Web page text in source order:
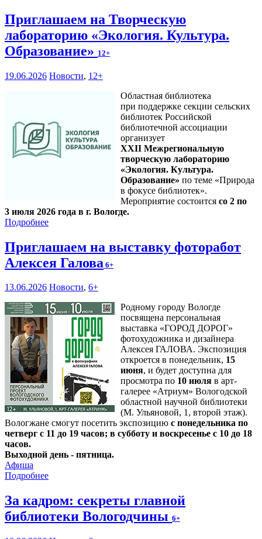
Приглашаем на Творческую
лабораторию «Экология. Культура.
Образование» 12+
19.06.2026 Новости, 12+
Областная библиотека
при поддержке секции сельских
библиотек Российской
библиотечной ассоциации
организует
XXII Межрегиональную
творческую лабораторию
«Экология. Культура.
Образование» по теме «Природа
в фокусе библиотек».
Мероприятие состоится со 2 по
3 июля 2026 года в г. Вологде.
Подробнее
Приглашаем на выставку фоторабот
Алексея Галова 6+
13.06.2026 Новости, 6+
Родному городу Вологде
посвящена персональная
выставка «ГОРОД ДОРОГ»
фотохудожника и дизайнера
Алексея ГАЛОВА. Экспозиция
откроется в понедельник, 15
июня, и будет доступна для
просмотра по 10 июля в арт-
галерее «Атриум» Вологодской
областной научной библиотеки
(М. Ульяновой, 1, второй этаж).
Вологжане смогут посетить экспозицию с понедельника по
четверг с 11 до 19 часов; в субботу и воскресенье с 10 до 18
часов.
Выходной день - пятница.
Афиша
Подробнее
За кадром: секреты главной
библиотеки Вологодчины 6+